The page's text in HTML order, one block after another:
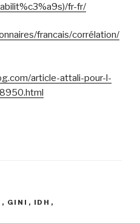
fr-fr/
francais/corrélation/
article-attali-pour-l-
, GINI , IDH ,